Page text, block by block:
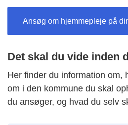
Ansøg om hjemmepleje på
Det skal du vide inden
Her finder du information om,
om i den kommune du skal
du ansøger, og hvad du selv